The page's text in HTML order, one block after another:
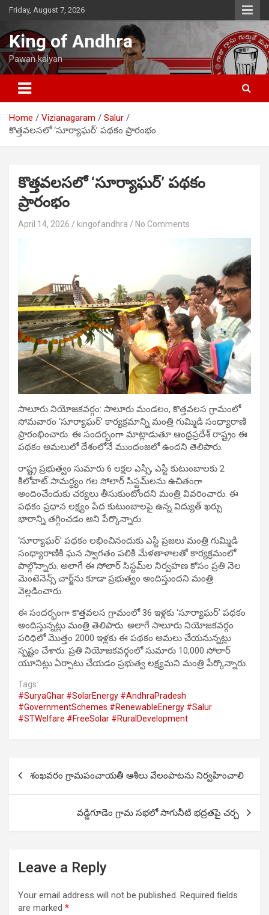
Skip
content
Friday, August 7, 2026
King of Andhra
Pawan kalyan
Home Vizianagaram
Salur
కొత్తవలసలో ‘సూర్యాఘర్’ పథకం ప్రారంభం
కొత్తవలసలో ‘సూర్యాఘర్’ పథకం
ప్రారంభం
April 14, 2026 kingofandhra No Comments
సాలూరు నియోజకవర్గం: సాలూరు మండలం, కొత్తవలస గ్రామంలో
సోమవారం ‘సూర్యాఘర్’ కార్యక్రమాన్ని మంత్రి గుమ్మిడి సంధ్యారాణి
ప్రారంభించారు. ఈ సందర్భంగా మాట్లాడుతూ ఆంధ్రప్రదేశ్ రాష్ట్రం ఈ
పథకం అమలులో దేశంలోనే ముందంజలో ఉందని తెలిపారు.
రాష్ట్ర ప్రభుత్వం సుమారు 6 లక్షల ఎస్సీ, ఎస్టీ కుటుంబాలకు 2
కిలోవాట్ సామర్థ్యం గల సోలార్ సిస్టమ్‌లను ఉచితంగా
అందించేందుకు చర్యలు తీసుకుంటోందని మంత్రి వివరించారు. ఈ
పథకం ప్రధాన లక్ష్యం పేద కుటుంబాలపై ఉన్న విద్యుత్ ఖర్చు
భారాన్ని తగ్గించడం అని పేర్కొన్నారు.
‘సూర్యాఘర్’ పథకం లభించినందుకు ఎస్టీ ప్రజలు మంత్రి గుమ్మిడి
సంధ్యారాణికి ఘన స్వాగతం పలికి మేళతాళాలతో కార్యక్రమంలో
పాల్గొన్నారు. అలాగే ఈ సోలార్ సిస్టమ్‌ల నిర్వహణ కోసం ప్రతి నెల
మెంటెనెన్స్ చార్జ్‌ను కూడా ప్రభుత్వం అందిస్తుందని మంత్రి
వెల్లడించారు.
ఈ సందర్భంగా కొత్తవలస గ్రామంలో 36 ఇళ్లకు ‘సూర్యాఘర్’ పథకం
అందిస్తున్నట్లు మంత్రి తెలిపారు. అలాగే సాలూరు నియోజకవర్గం
పరిధిలో మొత్తం 2000 ఇళ్లకు ఈ పథకం అమలు చేయనున్నట్లు
స్పష్టం చేశారు. ప్రతి నియోజకవర్గంలో సుమారు 10,000 సోలార్
యూనిట్లు ఏర్పాటు చేయడం ప్రభుత్వ లక్ష్యమని మంత్రి పేర్కొన్నారు.
Tags:
#SuryaGhar #SolarEnergy #AndhraPradesh
#GovernmentSchemes #RenewableEnergy #Salur
#STWelfare #FreeSolar #RuralDevelopment
navigation
శంఖవరం గ్రామపంచాయతీ ఆశీలు వేలంపాటను నిర్వహించాలి
వడ్డిగూడెం గ్రామ సభలో సాగునీటి భద్రతపై చర్చ
Leave a Reply
Your email address will not be published. Required fields
are marked *